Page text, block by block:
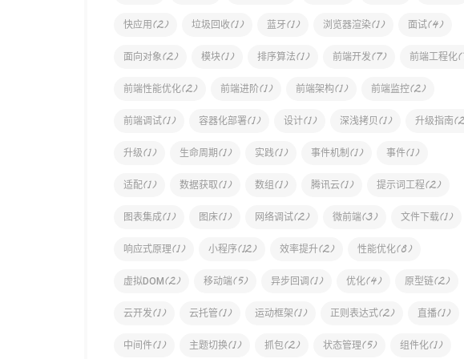
快应用 (2) 垃圾回收(1) 蓝牙(1) 浏览器渲染(1) 面试(4)
面向对象 (2) 模块(1) 排序算法(1) 前端开发(7) 前端工程化(
前端性能优化(2) 前端进阶(1) 前端架构(1) 前端监控(2)
前端调试(1) 容器化部署(1) 设计(1) 深浅拷贝 (1) 升级指南(2
升级(1) 生命周期 (1) 实践(1) 事件机制 (1) 事件(1)
适配(1) 数据获取(1) 数组 (1) 腾讯云(1) 提示词工程(2)
图表集成(1) 图床(1) 网络调试(2) 微前端(3) 文件下载(1)
响应式原理(1) 小程序(12) 效率提升(2) 性能优化(8)
虚拟DOM(2) 移动端(5) 异步回调 (1) 优化(4) 原型链(2)
云开发(1) 云托管(1) 运动框架(1) 正则表达式(2) 直播(1)
中间件(1) 主题切换(1) 抓包(2) 状态管理(5) 组件化(1)